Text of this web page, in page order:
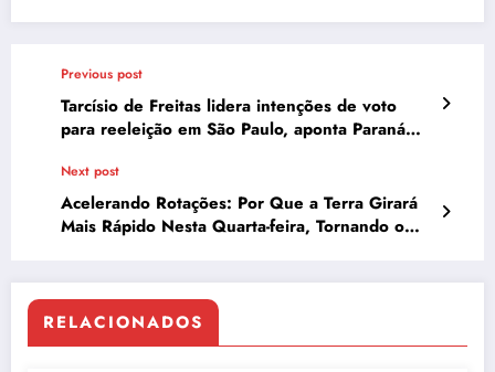
Previous post
Tarcísio de Freitas lidera intenções de voto
para reeleição em São Paulo, aponta Paraná
Next post
Acelerando Rotações: Por Que a Terra Girará
Mais Rápido Nesta Quarta-feira, Tornando o
RELACIONADOS